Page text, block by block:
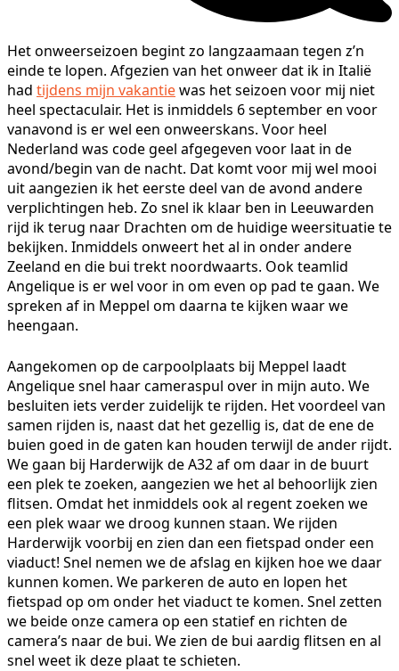
Het onweerseizoen begint zo langzaamaan tegen z’n
einde te lopen. Afgezien van het onweer dat ik in Italië
had tijdens mijn vakantiewas het seizoen voor mij niet
heel spectaculair. Het is inmiddels 6 september en voor
vanavond is er wel een onweerskans. Voor heel
Nederland was code geel afgegeven voor laat in de
avond/begin van de nacht. Dat komt voor mij wel mooi
uit aangezien ik het eerste deel van de avond andere
verplichtingen heb. Zo snel ik klaar ben in Leeuwarden
rijd ik terug naar Drachten om de huidige weersituatie te
bekijken. Inmiddels onweert het al in onder andere
Zeeland en die bui trekt noordwaarts. Ook teamlid
Angelique is er wel voor in om even op pad te gaan. We
spreken af in Meppel om daarna te kijken waar we
heengaan.
Aangekomen op de carpoolplaats bij Meppel laadt
Angelique snel haar cameraspul over in mijn auto. We
besluiten iets verder zuidelijk te rijden. Het voordeel van
samen rijden is, naast dat het gezellig is, dat de ene de
buien goed in de gaten kan houden terwijl de ander rijdt.
We gaan bij Harderwijk de A32 af om daar in de buurt
een plek te zoeken, aangezien we het al behoorlijk zien
flitsen. Omdat het inmiddels ook al regent zoeken we
een plek waar we droog kunnen staan. We rijden
Harderwijk voorbij en zien dan een fietspad onder een
viaduct! Snel nemen we de afslag en kijken hoe we daar
kunnen komen. We parkeren de auto en lopen het
fietspad op om onder het viaduct te komen. Snel zetten
we beide onze camera op een statief en richten de
camera’s naar de bui. We zien de bui aardig flitsen en al
snel weet ik deze plaat te schieten.